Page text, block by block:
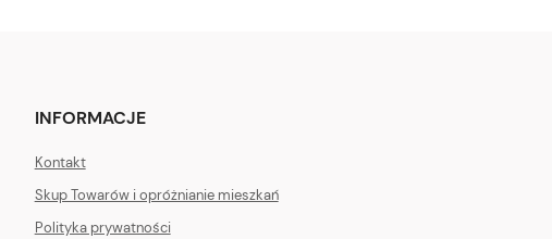
INFORMACJE
Kontakt
Skup Towarów i opróżnianie mieszkań
Polityka prywatności